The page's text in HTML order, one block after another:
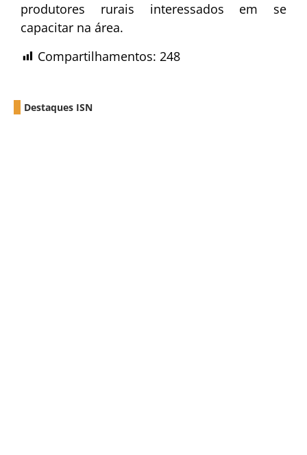
produtores rurais interessados em se
capacitar na área.
Compartilhamentos: 248
Destaques ISN